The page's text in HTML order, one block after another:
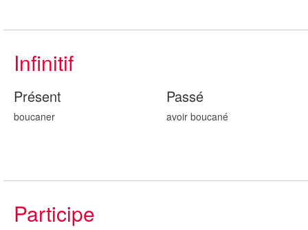
Infinitif
Présent
boucaner
Passé
avoir boucané
Participe